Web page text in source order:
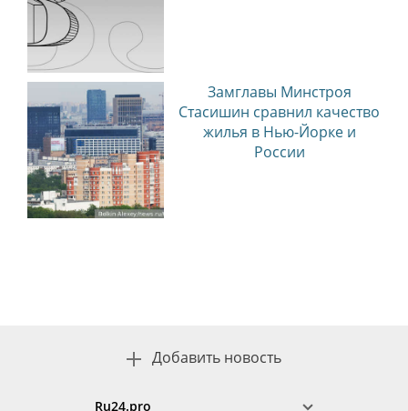
Замглавы Минстроя
Стасишин сравнил качество
жилья в Нью-Йорке и
России
Добавить новость
Ru24.pro